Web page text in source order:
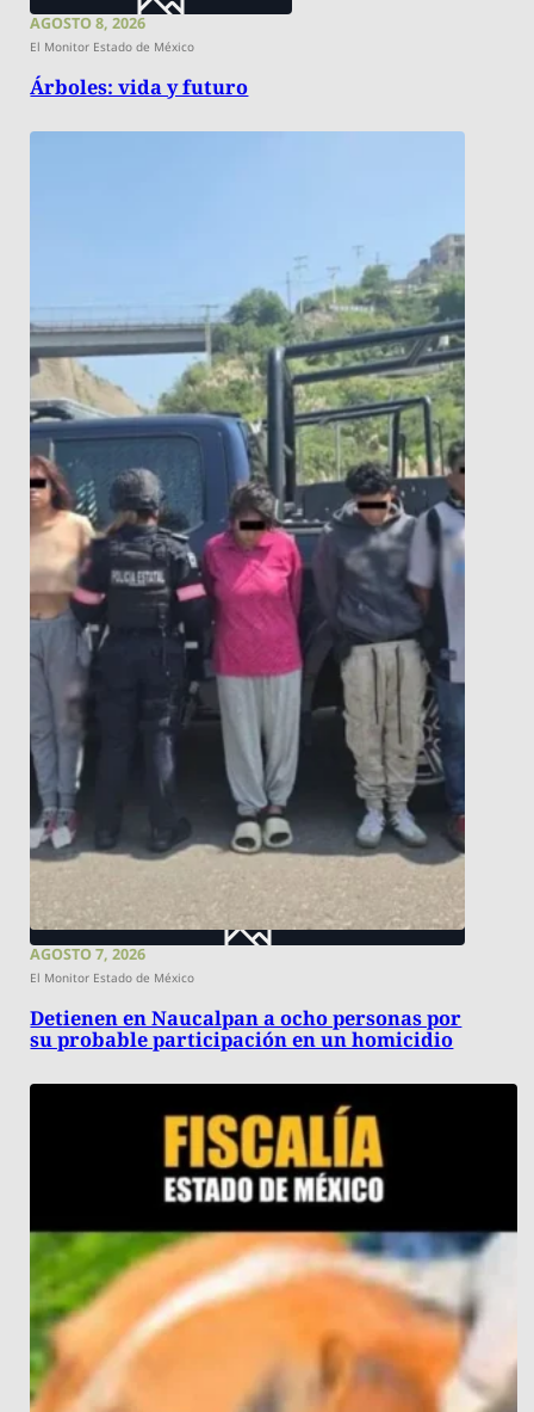
AGOSTO 8, 2026
El Monitor Estado de México
Árboles: vida y futuro
AGOSTO 7, 2026
El Monitor Estado de México
Detienen en Naucalpan a ocho personas por
su probable participación en un homicidio